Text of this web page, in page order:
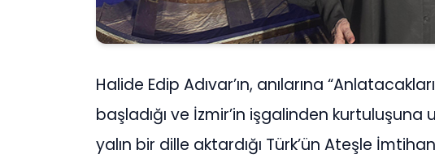
Halide Edip Adıvar’ın, anılarına
başladığı ve İzmir’in işgalinden kurtuluşuna
yalın bir dille aktardığı Türk’ün Ateşle